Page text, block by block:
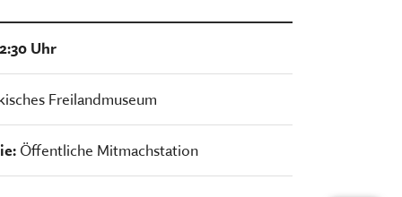
Uhr
Freilandmuseum
Öffentliche Mitmachstation